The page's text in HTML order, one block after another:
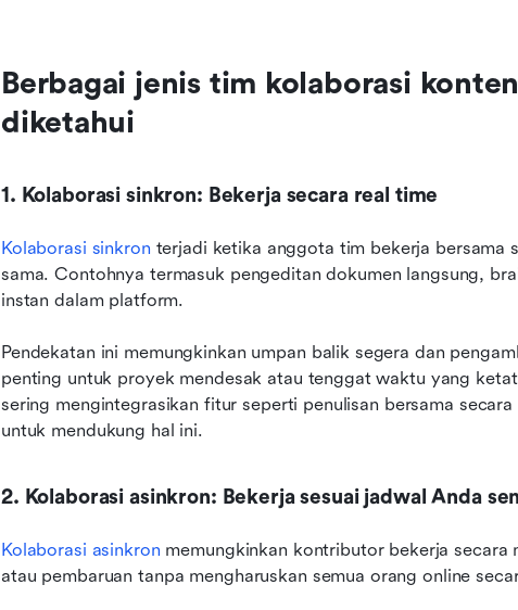
Berbagai jenis tim kolaborasi
diketahui
1. Kolaborasi sinkron: Bekerja secara real time
Kolaborasi sinkron terjadi ketika anggota tim bekerja bersama
sama. Contohnya termasuk pengeditan dokumen langsung,
instan dalam platform.
Pendekatan ini memungkinkan umpan balik segera dan
penting untuk proyek mendesak atau tenggat waktu yang
sering mengintegrasikan fitur seperti penulisan bersama
untuk mendukung hal ini.
2. Kolaborasi asinkron: Bekerja sesuai jadwal Anda
Kolaborasi asinkron memungkinkan kontributor bekerja secara
atau pembaruan tanpa mengharuskan semua orang online